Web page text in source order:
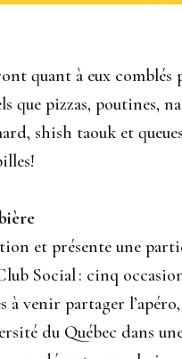
quant à eux
que pizzas, poutines,
shish taouk et
et présente une
Social : cinq
venir partager
du Québec dans